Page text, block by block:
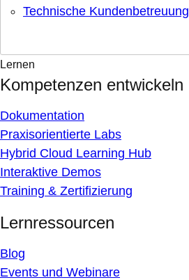
Technische Kundenbetreuung
Lernen
Kompetenzen entwickeln
Dokumentation
Praxisorientierte Labs
Hybrid Cloud Learning Hub
Interaktive Demos
Training & Zertifizierung
Lernressourcen
Blog
Events und Webinare